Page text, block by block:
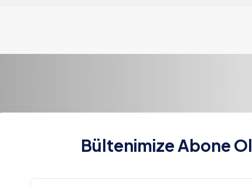
Bültenimize Abone Ol